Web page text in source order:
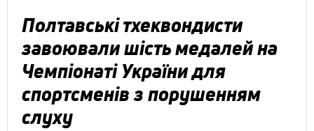
Полтавські тхеквондисти
завоювали шість медалей на
Чемпіонаті України для
спортсменів з порушенням
слуху